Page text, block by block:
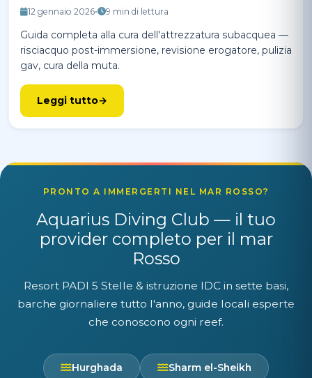
12 gennaio 2026• 9 min di lettura
Guida completa alla cura dell'attrezzatura subacquea —
risciacquo post-immersione, revisione erogatore, pulizia
gav, cura della muta.
Leggi tutto
PRONTO A IMMERGERTI NEL MAR ROSSO?
Aquarius Diving Club — il tuo
provider completo per il mar
Rosso
Resort PADI 5 Stelle & istruzione IDC in sette basi,
barche giornaliere tutto l'anno, guide locali esperte
che conoscono ogni reef.
Hurghada Sharm el-Sheikh